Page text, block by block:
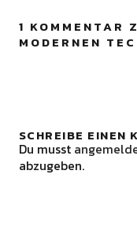
1 KOMMENTAR
MODERNEN
SCHREIBE EINEN
Du musst
abzugeben.